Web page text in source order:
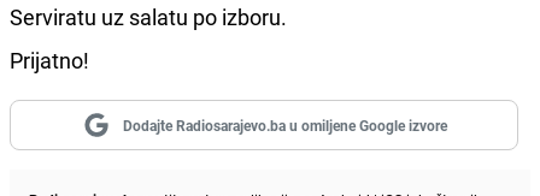
Serviratu uz salatu po izboru.
Prijatno!
Dodajte Radiosarajevo.ba u omiljene Google izvore